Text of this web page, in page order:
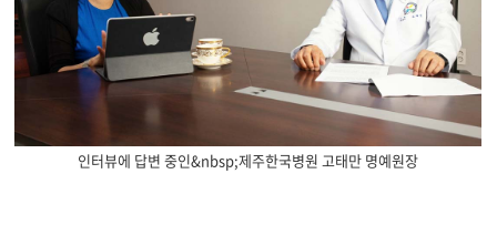
인터뷰에 답변 중인&nbsp;제주한국병원 고태만 명예원장